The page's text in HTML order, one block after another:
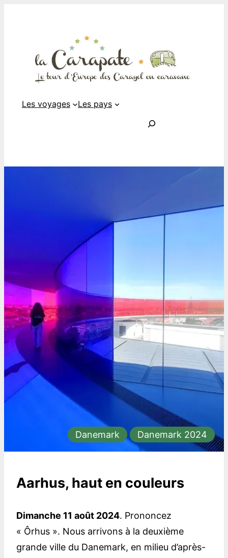
Les voyages Les pays
Danemark Danemark 2024
Aarhus, haut en couleurs
Dimanche 11 août 2024. Prononcez
« Ôrhus ». Nous arrivons à la deuxième
grande ville du Danemark, en milieu d’après-